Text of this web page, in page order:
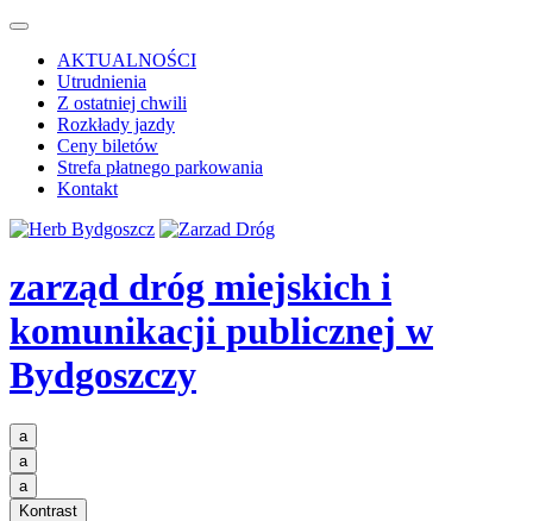
AKTUALNOŚCI
Utrudnienia
Z ostatniej chwili
Rozkłady jazdy
Ceny biletów
Strefa płatnego parkowania
Kontakt
zarząd dróg miejskich i
komunikacji publicznej w
Bydgoszczy
a
a
a
Kontrast